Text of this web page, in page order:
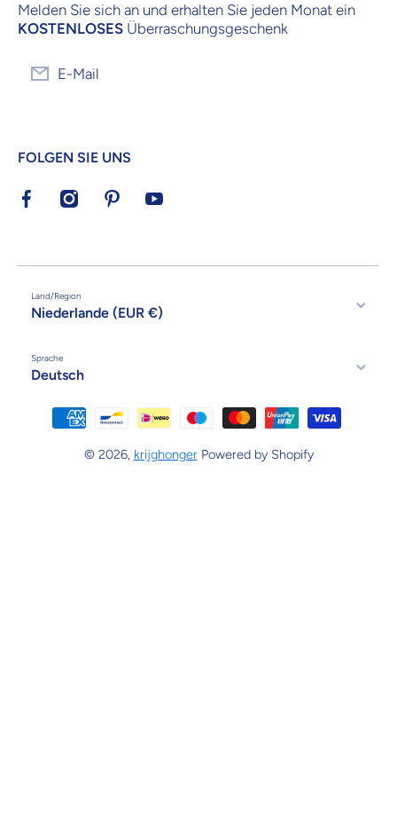
Melden Sie sich an und erhalten Sie jeden Monat ein
KOSTENLOSES Überraschungsgeschenk
E-Mail
FOLGEN SIE UNS
facebookcom/KrijgHonger/
instagramcom/krijghonger/
nlpinterestcom/krijghonger/
youtubecom/channel/
Land/Region
Niederlande (EUR €)
Sprache
Deutsch
Zahlungsmethoden
© 2026, krijghonger Powered by Shopify